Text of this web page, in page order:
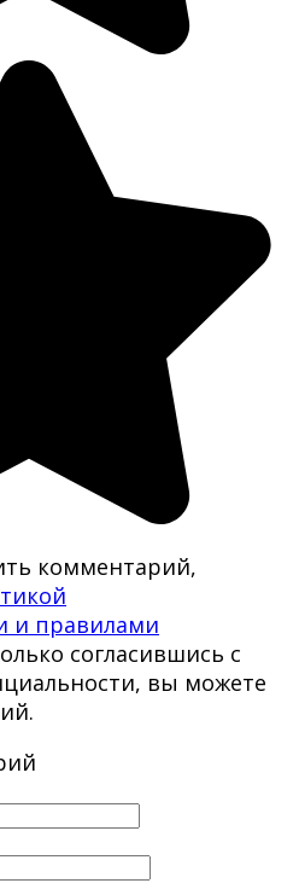
комментарий,
и правилами
согласившись с
вы можете